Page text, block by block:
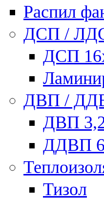
Распил
ДСП /
ДСП
ДВП /
ДВП
ДДВП
Тизол